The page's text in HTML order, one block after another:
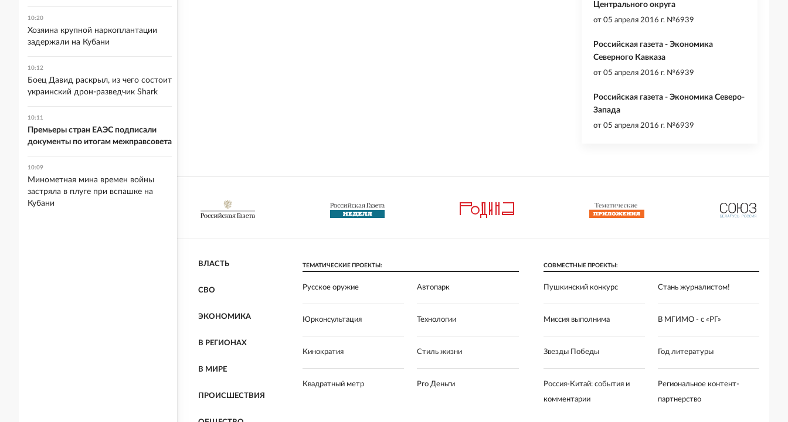
Центрального округа
от 05 апреля 2016 г. №6939
Российская газета - Экономика
Северного Кавказа
от 05 апреля 2016 г. №6939
Российская газета - Экономика Северо-
Запада
от 05 апреля 2016 г. №6939
ВЛАСТЬ
СВО
ЭКОНОМИКА
В РЕГИОНАХ
В МИРЕ
ПРОИСШЕСТВИЯ
ТЕМАТИЧЕСКИЕ ПРОЕКТЫ:
Русское оружие Автопарк
Юрконсультация Технологии
Кинократия Стиль жизни
Квадратный метр Pro Деньги
СОВМЕСТНЫЕ ПРОЕКТЫ:
Пушкинский конкурс Стань журналистом!
Миссия выполнима В МГИМО - с «РГ»
Звезды Победы Год литературы
Россия-Китай: события и
комментарии
Региональное контент-
партнерство
10:20
Хозяина крупной наркоплантации
задержали на Кубани
10:12
Боец Давид раскрыл, из чего состоит
украинский дрон-разведчик Shark
10:11
Премьеры стран ЕАЭС подписали
документы по итогам межправсовета
10:09
Минометная мина времен войны
застряла в плуге при вспашке на
Кубани